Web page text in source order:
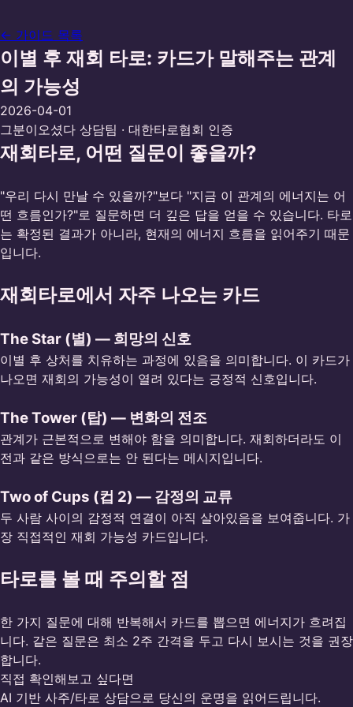
← 가이드 목록
이별 후 재회 타로: 카드가 말해주는 관계
의 가능성
2026-04-01
그분이오셨다 상담팀 · 대한타로협회 인증
재회타로, 어떤 질문이 좋을까?
"우리 다시 만날 수 있을까?"보다 "지금 이 관계의 에너지는 어
떤 흐름인가?"로 질문하면 더 깊은 답을 얻을 수 있습니다. 타로
는 확정된 결과가 아니라, 현재의 에너지 흐름을 읽어주기 때문
입니다.
재회타로에서 자주 나오는 카드
The Star (별) — 희망의 신호
이별 후 상처를 치유하는 과정에 있음을 의미합니다. 이 카드가
나오면 재회의 가능성이 열려 있다는 긍정적 신호입니다.
The Tower (탑) — 변화의 전조
관계가 근본적으로 변해야 함을 의미합니다. 재회하더라도 이
전과 같은 방식으로는 안 된다는 메시지입니다.
Two of Cups (컵 2) — 감정의 교류
두 사람 사이의 감정적 연결이 아직 살아있음을 보여줍니다. 가
장 직접적인 재회 가능성 카드입니다.
타로를 볼 때 주의할 점
한 가지 질문에 대해 반복해서 카드를 뽑으면 에너지가 흐려집
니다. 같은 질문은 최소 2주 간격을 두고 다시 보시는 것을 권장
합니다.
직접 확인해보고 싶다면
AI 기반 사주/타로 상담으로 당신의 운명을 읽어드립니다.